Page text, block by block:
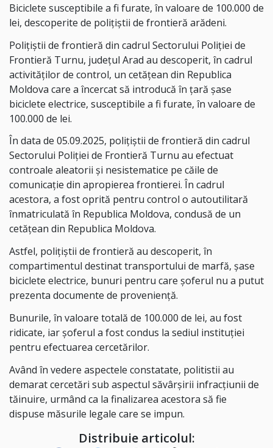
Biciclete susceptibile a fi furate, în valoare de 100.000 de
lei, descoperite de polițiștii de frontieră arădeni.
Poliţiştii de frontieră din cadrul Sectorului Poliției de
Frontieră Turnu, județul Arad au descoperit, în cadrul
activităților de control, un cetățean din Republica
Moldova care a încercat să introducă în țară șase
biciclete electrice, susceptibile a fi furate, în valoare de
100.000 de lei.
În data de 05.09.2025, polițiștii de frontieră din cadrul
Sectorului Poliției de Frontieră Turnu au efectuat
controale aleatorii și nesistematice pe căile de
comunicație din apropierea frontierei. În cadrul
acestora, a fost oprită pentru control o autoutilitară
înmatriculată în Republica Moldova, condusă de un
cetățean din Republica Moldova.
Astfel, polițiștii de frontieră au descoperit, în
compartimentul destinat transportului de marfă, șase
biciclete electrice, bunuri pentru care șoferul nu a putut
prezenta documente de proveniență.
Bunurile, în valoare totală de 100.000 de lei, au fost
ridicate, iar şoferul a fost condus la sediul instituției
pentru efectuarea cercetărilor.
Având în vedere aspectele constatate, politistii au
demarat cercetări sub aspectul săvârșirii infracțiunii de
tăinuire, urmând ca la finalizarea acestora să fie
dispuse măsurile legale care se impun.
Distribuie articolul: